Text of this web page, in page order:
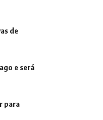
de
e será
para